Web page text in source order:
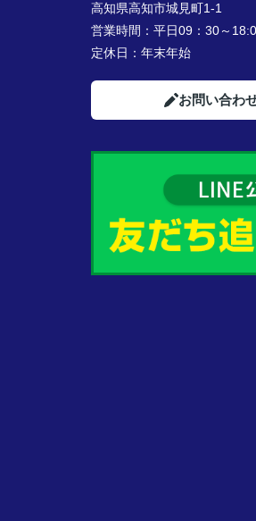
高知県高知市城見町1-1
営業時間： 平日09：30～
定休日： 年末年始
お問い合わ